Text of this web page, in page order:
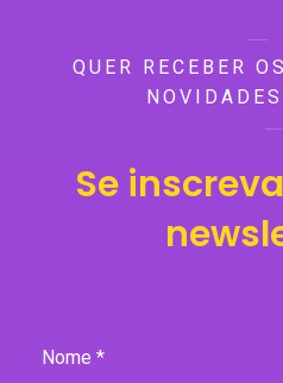
QUER RECEBER
Se
Nome *